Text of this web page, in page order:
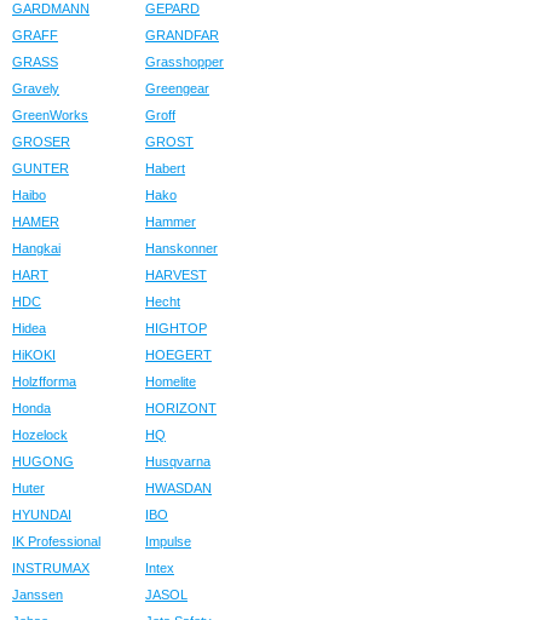
GARDMANN
GEPARD
GRAFF
GRANDFAR
GRASS
Grasshopper
Gravely
Greengear
GreenWorks
Groff
GROSER
GROST
GUNTER
Habert
Haibo
Hako
HAMER
Hammer
Hangkai
Hanskonner
HART
HARVEST
HDC
Hecht
Hidea
HIGHTOP
HiKOKI
HOEGERT
Holzfforma
Homelite
Honda
HORIZONT
Hozelock
HQ
HUGONG
Husqvarna
Huter
HWASDAN
HYUNDAI
IBO
IK Professional
Impulse
INSTRUMAX
Intex
Janssen
JASOL